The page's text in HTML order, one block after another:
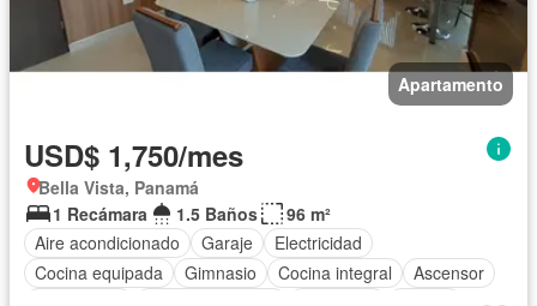
Apartamento
USD$ 1,750/mes
Bella Vista, Panamá
1 Recámara
1.5 Baños
96 m²
Aire acondicionado
Garaje
Electricidad
Cocina equipada
Gimnasio Cocina integral
Ascensor